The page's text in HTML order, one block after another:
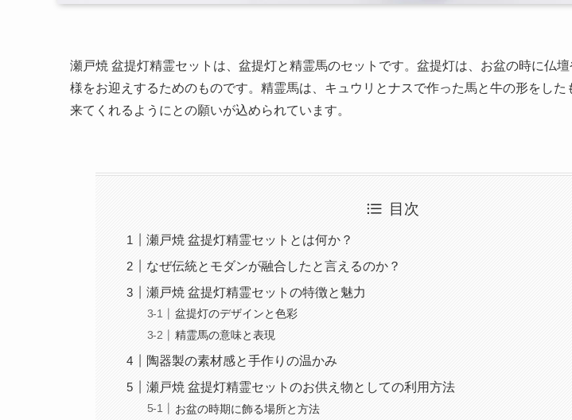
瀬戸焼 盆提灯精霊セットは、盆提灯と精霊馬のセットです。盆提灯は、お盆の時に仏
様をお迎えするためのものです。精霊馬は、キュウリとナスで作った馬と牛の形をした
来てくれるようにとの願いが込められています。
目次
瀬戸焼 盆提灯精霊セットとは何か？
なぜ伝統とモダンが融合したと言えるのか？
瀬戸焼 盆提灯精霊セットの特徴と魅力
盆提灯のデザインと色彩
精霊馬の意味と表現
陶器製の素材感と手作りの温かみ
瀬戸焼 盆提灯精霊セットのお供え物としての利用方法
お盆の時期に飾る場所と方法